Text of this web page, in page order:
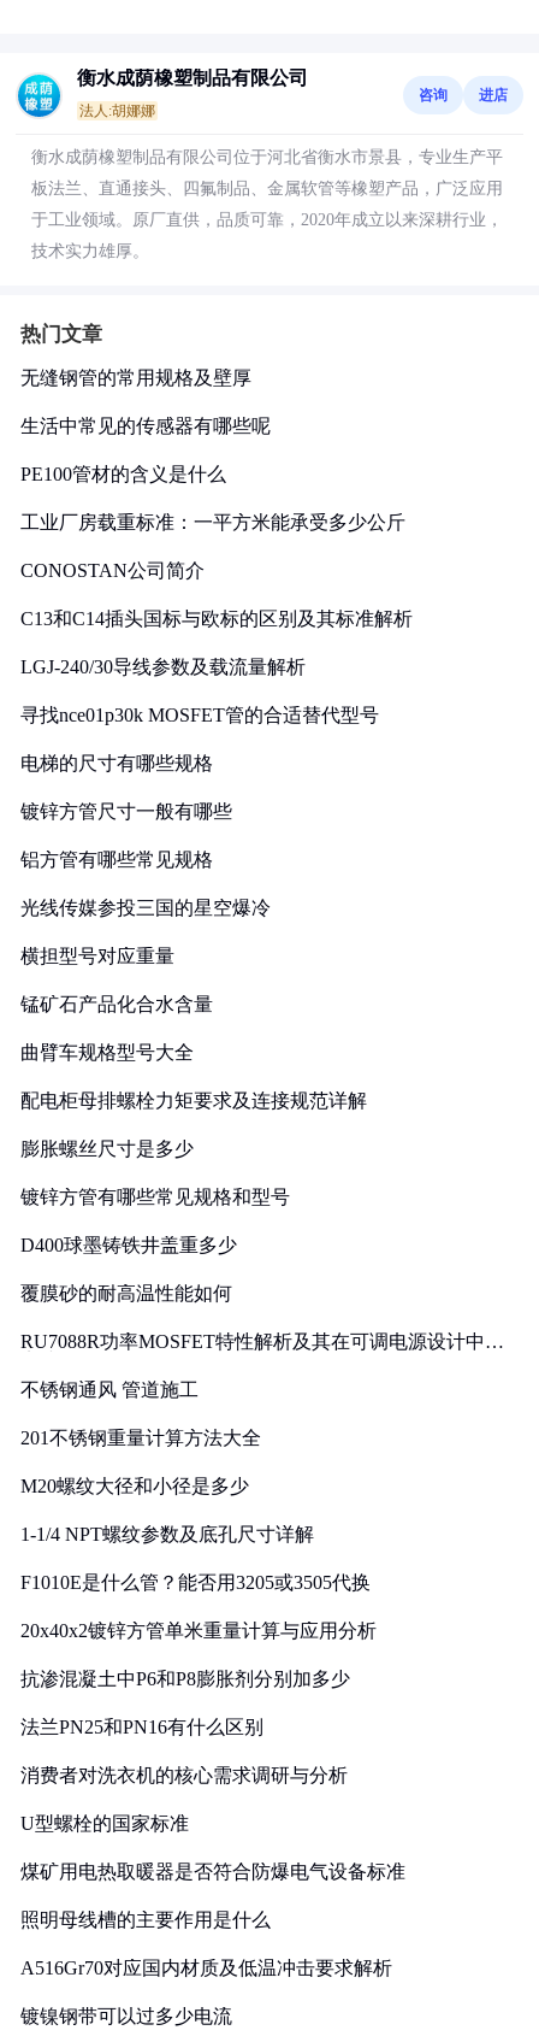
衡水成荫橡塑制品有限公司
法人:胡娜娜
咨询 进店
衡水成荫橡塑制品有限公司位于河北省衡水市景县，专业生产平
板法兰、直通接头、四氟制品、金属软管等橡塑产品，广泛应用
于工业领域。原厂直供，品质可靠，2020年成立以来深耕行业，
技术实力雄厚。
热门文章
无缝钢管的常用规格及壁厚
生活中常见的传感器有哪些呢
PE100管材的含义是什么
工业厂房载重标准：一平方米能承受多少公斤
CONOSTAN公司简介
C13和C14插头国标与欧标的区别及其标准解析
LGJ-240/30导线参数及载流量解析
寻找nce01p30k MOSFET管的合适替代型号
电梯的尺寸有哪些规格
镀锌方管尺寸一般有哪些
铝方管有哪些常见规格
光线传媒参投三国的星空爆冷
横担型号对应重量
锰矿石产品化合水含量
曲臂车规格型号大全
配电柜母排螺栓力矩要求及连接规范详解
膨胀螺丝尺寸是多少
镀锌方管有哪些常见规格和型号
D400球墨铸铁井盖重多少
覆膜砂的耐高温性能如何
RU7088R功率MOSFET特性解析及其在可调电源设计中的
不锈钢通风 管道施工
201不锈钢重量计算方法大全
M20螺纹大径和小径是多少
1-1/4 NPT螺纹参数及底孔尺寸详解
F1010E是什么管？能否用3205或3505代换
20x40x2镀锌方管单米重量计算与应用分析
抗渗混凝土中P6和P8膨胀剂分别加多少
法兰PN25和PN16有什么区别
消费者对洗衣机的核心需求调研与分析
U型螺栓的国家标准
煤矿用电热取暖器是否符合防爆电气设备标准
照明母线槽的主要作用是什么
A516Gr70对应国内材质及低温冲击要求解析
镀镍钢带可以过多少电流